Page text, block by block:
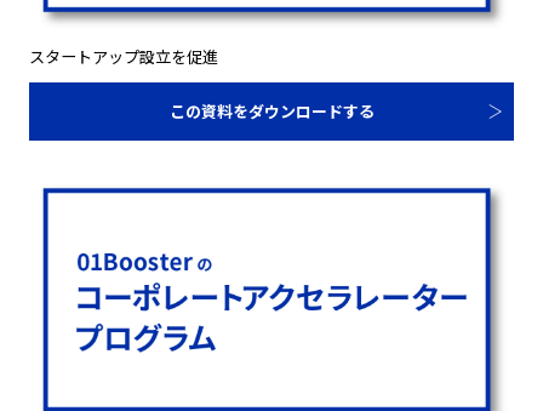
スタートアップ設立を促進
この資料をダウンロードする